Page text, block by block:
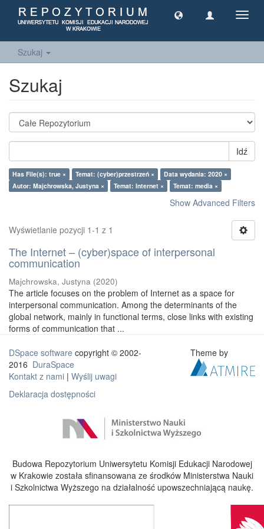
Szukaj
Szukaj
Idź
Has File(s): true × Temat: (cyber)przestrzeń ×
Data wydania: 2020 ×
Autor: Majchrowska, Justyna ×
Temat: Internet × Temat: media ×
Show Advanced Filters
Wyświetlanie pozycji 1-1 z 1
The Internet – (cyber)space of interpersonal
communication
Majchrowska, Justyna (2020)
The article focuses on the problem of Internet as a space for
interpersonal communication. Among the determinants of the
global network, mainly in functional terms, close links with existing
forms of communication that ...
DSpace software copyright © 2002-
2016 DuraSpace
Kontakt z nami | Wyślij uwagi
Deklaracja dostępności
Theme by
Budowa Repozytorium Uniwersytetu Komisji Edukacji Narodowej
w Krakowie została sfinansowana ze środków Ministerstwa Nauki
i Szkolnictwa Wyższego na działalność upowszechniającą naukę.